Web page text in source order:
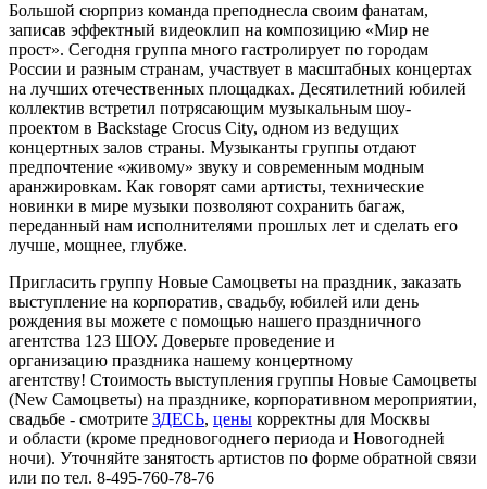
Большой сюрприз команда преподнесла своим фанатам,
записав эффектный видеоклип на композицию «Мир не
прост». Сегодня группа много гастролирует по городам
России и разным странам, участвует в масштабных концертах
на лучших отечественных площадках. Десятилетний юбилей
коллектив встретил потрясающим музыкальным шоу-
проектом в Backstage Crocus City, одном из ведущих
концертных залов страны. Музыканты группы отдают
предпочтение «живому» звуку и современным модным
аранжировкам. Как говорят сами артисты, технические
новинки в мире музыки позволяют сохранить багаж,
переданный нам исполнителями прошлых лет и сделать его
лучше, мощнее, глубже.
Пригласить группу Новые Самоцветы на праздник, заказать
выступление на корпоратив, свадьбу, юбилей или день
рождения вы можете с помощью нашего праздничного
агентства 123 ШОУ. Доверьте проведение и
организацию праздника нашему концертному
агентству! Стоимость выступления группы Новые Самоцветы
(New Самоцветы) на празднике, корпоративном мероприятии,
свадьбе - смотрите ЗДЕСЬ, цены корректны для Москвы
и области (кроме предновогоднего периода и Новогодней
ночи). Уточняйте занятость артистов по форме обратной связи
или по тел. 8-495-760-78-76